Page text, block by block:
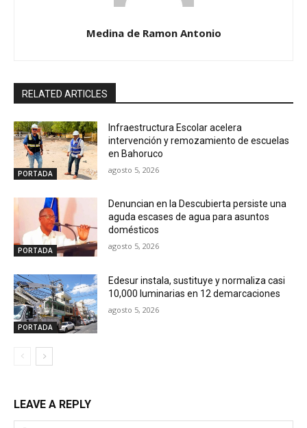
Medina de Ramon Antonio
RELATED ARTICLES
PORTADA
Infraestructura Escolar acelera
intervención y remozamiento de escuelas
en Bahoruco
agosto 5, 2026
PORTADA
Denuncian en la Descubierta persiste una
aguda escases de agua para asuntos
domésticos
agosto 5, 2026
PORTADA
Edesur instala, sustituye y normaliza casi
10,000 luminarias en 12 demarcaciones
agosto 5, 2026
LEAVE A REPLY